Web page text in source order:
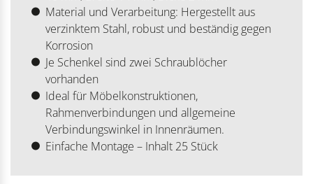
Material und Verarbeitung: Hergestellt aus
verzinktem Stahl, robust und beständig gegen
Korrosion
Je Schenkel sind zwei Schraublöcher
vorhanden
Ideal für Möbelkonstruktionen,
Rahmenverbindungen und allgemeine
Verbindungswinkel in Innenräumen.
Einfache Montage – Inhalt 25 Stück